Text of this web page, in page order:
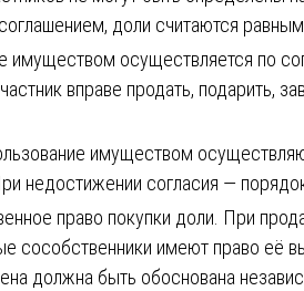
доли считаются
имуществом осуществляется по
вправе продать, подарить,
имуществом
недостижении согласия —
право покупки доли. При
сособственники имеют право её
должна быть обоснована